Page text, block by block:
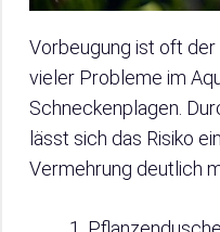
Vorbeugung ist oft
vieler Probleme im
Schneckenplagen.
lässt sich das Risiko
Vermehrung deutlich